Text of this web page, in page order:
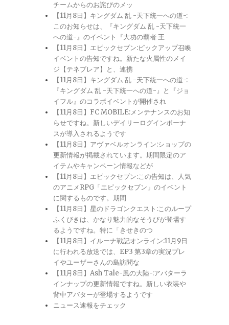
チームからのお詫びのメッ
【11月8日】キングダム 乱 -天下統一への道-:
このお知らせは、『キングダム 乱 -天下統一
への道-』のイベント『大功の覇者 王
【11月8日】エピックセブン:ピックアップ召喚
イベントの告知ですね。新たな火属性のメイ
ジ【テネブレア】と、連携
【11月8日】キングダム 乱 -天下統一への道-:
『キングダム 乱 -天下統一への道-』と『ジョ
イフル』のコラボイベントが開催され
【11月8日】FC MOBILE:メンテナンスのお知
らせですね。新しいデイリーログインボーナ
スが導入されるようです
【11月8日】アヴァベルオンライン:ショップの
更新情報が掲載されています。期間限定のア
イテムやキャンペーン情報などが
【11月8日】エピックセブン:この告知は、人気
のアニメRPG「エピックセブン」のイベント
に関するものです。期間
【11月8日】星のドラゴンクエスト:このループ
ふくびきは、かなり魅力的なそうびが登場す
るようですね。特に「きせきのつ
【11月8日】イルーナ戦記オンライン:11月9日
に行われる放送では、EP3 第3章の実況プレ
イやユーザーさんの島訪問な
【11月8日】Ash Tale-風の大陸-:アバターラ
インナップの更新情報ですね。新しい衣装や
背中アバターが登場するようです
ニュース速報をチェック